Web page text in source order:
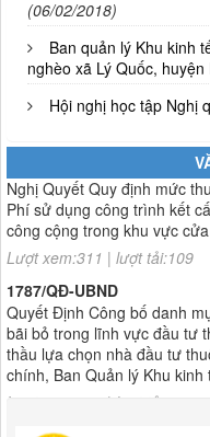
(06/02/2018)
Ban quản lý Khu kinh
nghèo xã Lý Quốc, huyện
Hội nghị học tập Nghị
01/2026/NQ-HĐND
Nghị Quyết Quy định mức
công cộng trong khu vực
Lượt xem:311 | lượt tải:109
1787/QĐ-UBND
Quyết Định Công bố danh
bãi bỏ trong lĩnh vực đầu tư
thầu lựa chọn nhà đầu tư
chính, Ban Quản lý Khu kinh
Lượt xem:302 | lượt tải:303
182/QĐ-BQLKKT
Quyết Định Công khai điều
công năm 2025